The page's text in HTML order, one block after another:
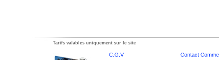
Tarifs valables uniquement sur le site
C.G.V
Contact